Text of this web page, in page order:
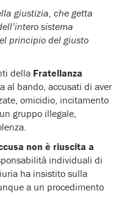
giustizia, che getta
sistema
principio del giusto
della Fratellanza
al bando, accusati di aver
omicidio, incitamento
gruppo illegale,
non è riuscita a
individuali di
ha insistito sulla
a un procedimento